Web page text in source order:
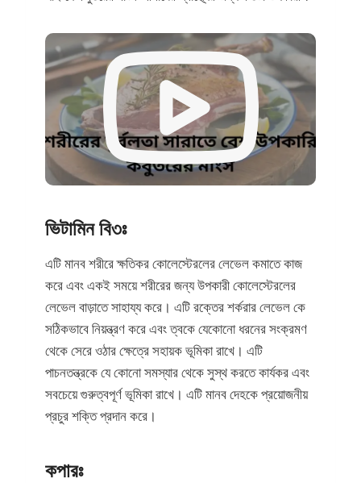
ভিটামিন বি৩ঃ
এটি মানব শরীরে ক্ষতিকর কোলেস্টেরলের লেভেল কমাতে কাজ
করে এবং একই সময়ে শরীরের জন্য উপকারী কোলেস্টেরলের
লেভেল বাড়াতে সাহায্য করে। এটি রক্তের শর্করার লেভেল কে
সঠিকভাবে নিয়ন্ত্রণ করে এবং ত্বকে যেকোনো ধরনের সংক্রমণ
থেকে সেরে ওঠার ক্ষেত্রে সহায়ক ভূমিকা রাখে। এটি
পাচনতন্ত্রকে যে কোনো সমস্যার থেকে সুস্থ করতে কার্যকর এবং
সবচেয়ে গুরুত্বপূর্ণ ভূমিকা রাখে। এটি মানব দেহকে প্রয়োজনীয়
প্রচুর শক্তি প্রদান করে।
কপারঃ